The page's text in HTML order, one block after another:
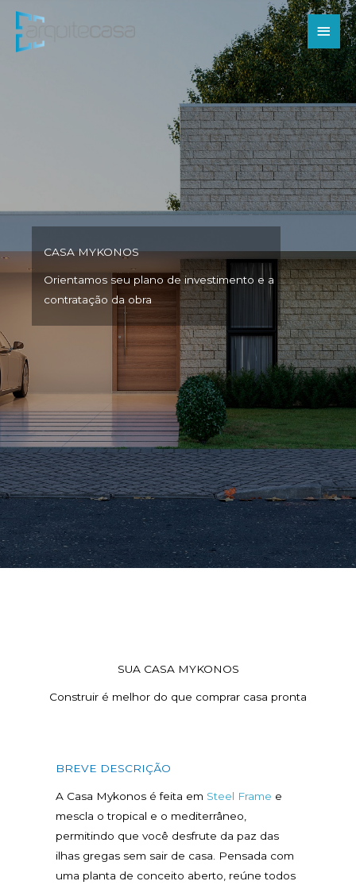
para
CASA MYKONOS
Orientamos seu plano de investimento e a
contratação da obra
SUA CASA MYKONOS
Construir é melhor do que comprar casa pronta
BREVE DESCRIÇÃO
A Casa Mykonos é feita em Steel Frame e
mescla o tropical e o mediterrâneo,
permitindo que você desfrute da paz das
ilhas gregas sem sair de casa. Pensada com
uma planta de conceito aberto, reúne todos